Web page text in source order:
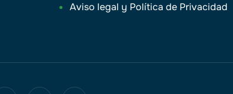
Aviso legal y Política de Privacidad